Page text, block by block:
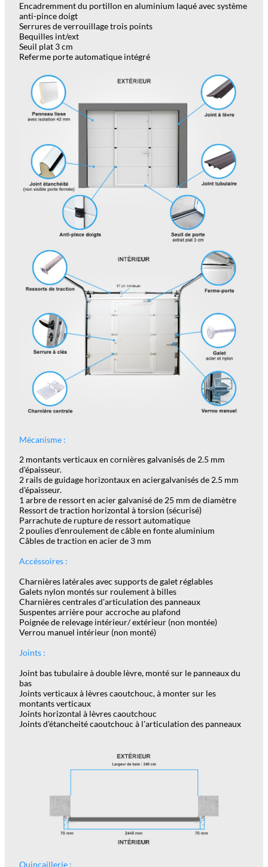
Encadremment du portillon en aluminium laqué avec système
anti-pince doigt
Serrures de verrouillage trois points
Bequilles int/ext
Seuil plat 3 cm
Referme porte automatique intégré
Mécanisme :
2 montants verticaux en cornières galvanisés de 2.5 mm
d'épaisseur.
2 rails de guidage horizontaux en aciergalvanisés de 2.5 mm
d'épaisseur.
1 arbre de ressort en acier galvanisé de 25 mm de diamètre
Ressort de traction horizontal à torsion (sécurisé)
Parrachute de rupture de ressort automatique
2 poulies d'enroulement de câble en fonte aluminium
Câbles de traction en acier de 3 mm
Accéssoires :
Charnières latérales avec supports de galet réglables
Galets nylon montés sur roulement à billes
Charnières centrales d'articulation des panneaux
Suspentes arrière pour accroche au plafond
Poignée de relevage intérieur/ extérieur (non montée)
Verrou manuel intérieur (non monté)
Joints :
Joint bas tubulaire à double lèvre, monté sur le panneaux du
bas
Joints verticaux à lèvres caoutchouc, à monter sur les
montants verticaux
Joints horizontal à lèvres caoutchouc
Joints d'étancheité caoutchouc à l'articulation des panneaux
Quincaillerie :